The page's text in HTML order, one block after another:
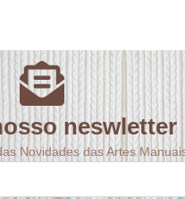
neswletter
Novidades das Artes